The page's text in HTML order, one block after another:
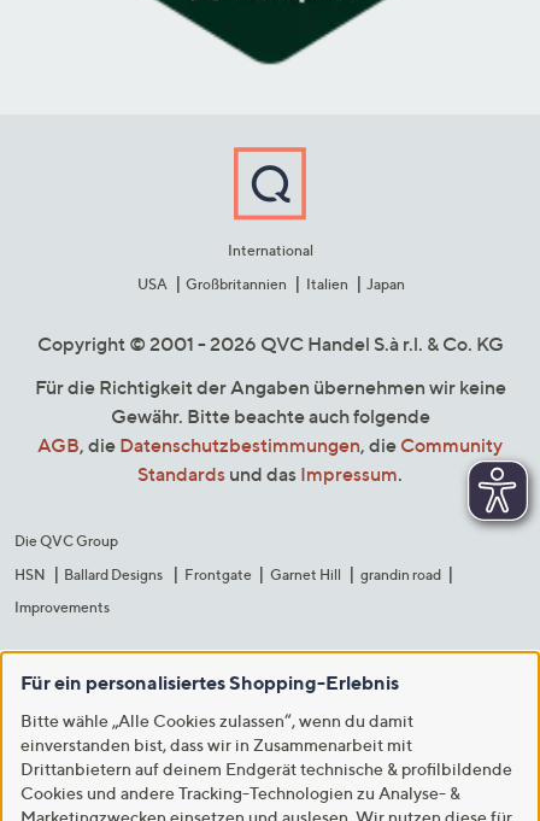
International
USA
Großbritannien Italien Japan
Copyright © 2001 - 2026 QVC Handel S.à r.l. & Co. KG
Für die Richtigkeit der Angaben übernehmen wir keine
Gewähr. Bitte beachte auch folgende
AGB, die Datenschutzbestimmungen, die Community
Standards und das Impressum.
Die QVC Group
HSN
Ballard Designs Frontgate Garnet Hill
grandin road
Improvements
Für ein personalisiertes Shopping-Erlebnis
Bitte wähle „Alle Cookies zulassen“, wenn du damit
einverstanden bist, dass wir in Zusammenarbeit mit
Drittanbietern auf deinem Endgerät technische & profilbildende
Cookies und andere Tracking-Technologien zu Analyse- &
Marketingzwecken einsetzen und auslesen. Wir nutzen diese für